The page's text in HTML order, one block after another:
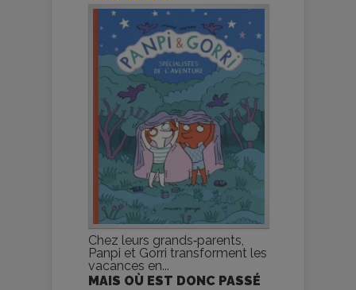
Chez leurs grands‑parents,
Panpi et Gorri transforment les
vacances en...
MAIS OÙ EST DONC PASSÉ